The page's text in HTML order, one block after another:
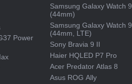
Power
Samsung Galaxy Watch 9
(44mm)
Samsung Galaxy Watch 9
(44mm, LTE)
Sony Bravia 9 II
Haier HQLED P7 Pro
Acer Predator Atlas 8
Asus ROG Ally